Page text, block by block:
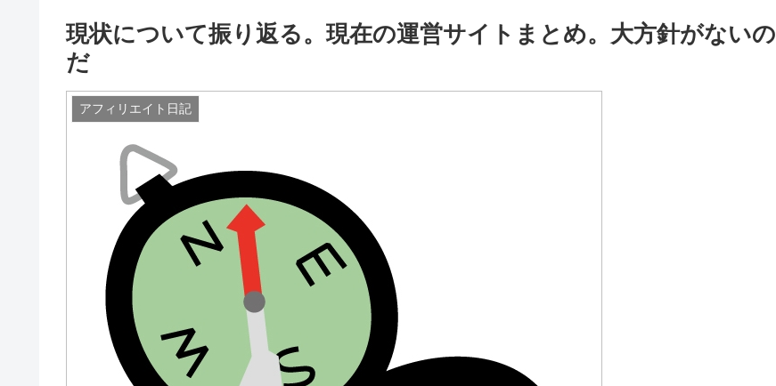
現状について振り返る。現在の運営サイトまとめ。大方針がないの
だ
アフィリエイト日記